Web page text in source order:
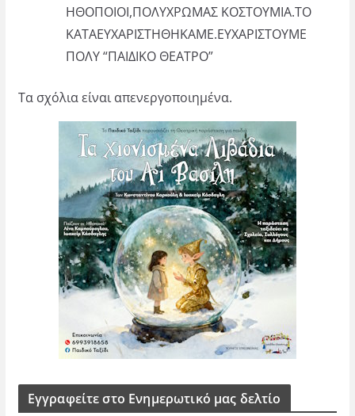
ΗΘΟΠΟΙΟΙ,ΠΟΛΥΧΡΩΜΑΣ ΚΟΣΤΟΥΜΙΑ.ΤΟ
ΚΑΤΑΕΥΧΑΡΙΣΤΗΘΗΚΑΜΕ.ΕΥΧΑΡΙΣΤΟΥΜΕ
ΠΟΛΥ “ΠΑΙΔΙΚΟ ΘΕΑΤΡΟ”
Τα σχόλια είναι απενεργοποιημένα.
Εγγραφείτε στο Ενημερωτικό μας δελτίο